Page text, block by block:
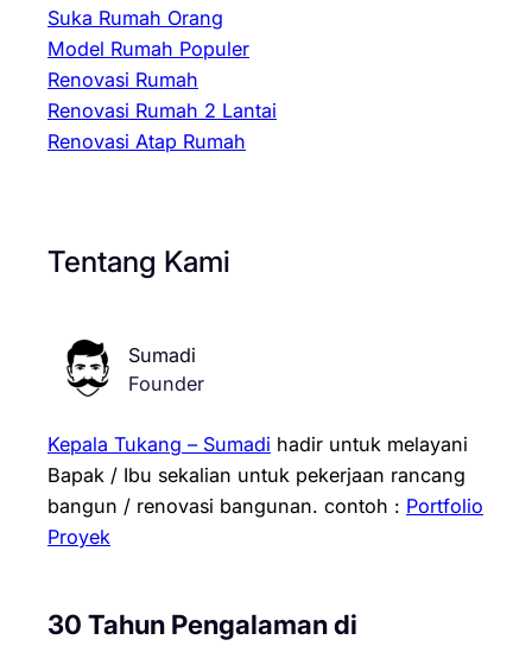
Suka Rumah Orang
Model Rumah Populer
Renovasi Rumah
Renovasi Rumah 2 Lantai
Renovasi Atap Rumah
Tentang Kami
Sumadi
Founder
Kepala Tukang – Sumadi hadir untuk melayani
Bapak / Ibu sekalian untuk pekerjaan rancang
bangun / renovasi bangunan. contoh : Portfolio
Proyek
30 Tahun Pengalaman di